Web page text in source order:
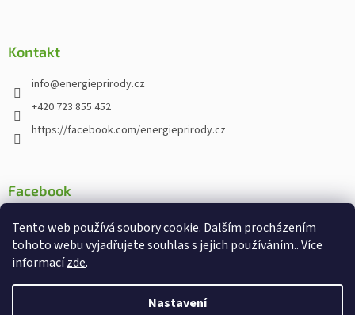
Tento web používá soubory cookie. Dalším procházením
tohoto webu vyjadřujete souhlas s jejich používáním.. Více
informacízde.
Nastavení
Kontakt
info@energieprirody.cz
+420 723 855 452
https://facebook.com/energieprirody.cz
Facebook
Štefan Mazáň